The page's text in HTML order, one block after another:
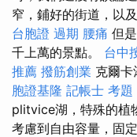
窄，鋪好的街道，以
台胞證 過期 腰痛 但
千上萬的景點。 台中
推薦 撥筋創業 克爾卡
胞證基隆 記帳士 考題
plitvice湖，特殊的植
考慮到自由容量，固